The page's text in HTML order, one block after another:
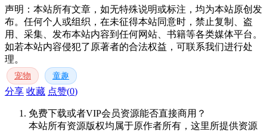
声明：本站所有文章，如无特殊说明或标注，均为本站原创发
布。任何个人或组织，在未征得本站同意时，禁止复制、盗
用、采集、发布本站内容到任何网站、书籍等各类媒体平台。
如若本站内容侵犯了原著者的合法权益，可联系我们进行处
理。
宠物 童趣
分享 收藏 点赞(0)
免费下载或者VIP会员资源能否直接商用？
本站所有资源版权均属于原作者所有，这里所提供资源